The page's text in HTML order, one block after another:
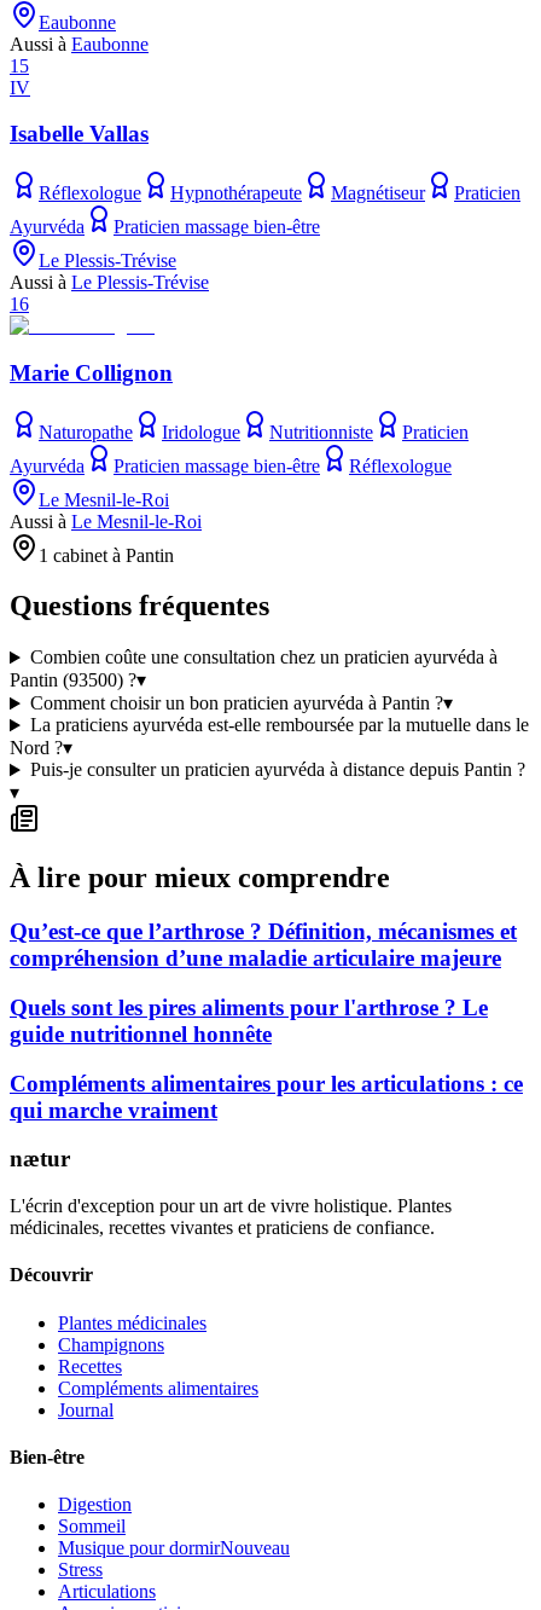
Eaubonne
Aussi à Eaubonne
15
IV
Isabelle Vallas
Réflexologue Hypnothérapeute Magnétiseur
Praticien
Ayurvéda
Praticien massage bien-être
Le Plessis-Trévise
Aussi à Le Plessis-Trévise
16
Marie Collignon
Naturopathe Iridologue Nutritionniste
Praticien
Ayurvéda
Praticien massage bien-être
Réflexologue
Le Mesnil-le-Roi
Aussi à Le Mesnil-le-Roi
1 cabinet à Pantin
Questions fréquentes
Combien coûte une consultation chez un praticien ayurvéda à
Pantin (93500) ?▾
Comment choisir un bon praticien ayurvéda à Pantin ?▾
La praticiens ayurvéda est-elle remboursée par la mutuelle dans le
Nord ?▾
Puis-je consulter un praticien ayurvéda à distance depuis Pantin ?
▾
À lire pour mieux comprendre
Qu’est-ce que l’arthrose ? Définition, mécanismes et
compréhension d’une maladie articulaire majeure
Quels sont les pires aliments pour l'arthrose ? Le
guide nutritionnel honnête
Compléments alimentaires pour les articulations : ce
qui marche vraiment
nætur
L'écrin d'exception pour un art de vivre holistique. Plantes
médicinales, recettes vivantes et praticiens de confiance.
Découvrir
Plantes médicinales
Champignons
Recettes
Compléments alimentaires
Journal
Bien-être
Digestion
Sommeil
Musique pour dormirNouveau
Stress
Articulations